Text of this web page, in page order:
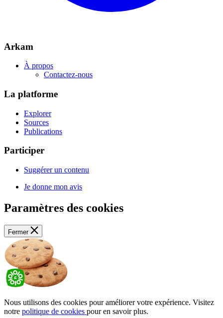
Arkam
À propos
Contactez-nous
La platforme
Explorer
Sources
Publications
Participer
Suggérer un contenu
Je donne mon avis
Paramètres des cookies
Fermer
Nous utilisons des cookies pour améliorer votre expérience. Visitez
notre politique de cookies pour en savoir plus.